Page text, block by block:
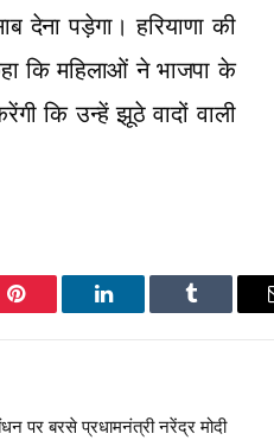
देना पड़ेगा। हरियाणा की
कि महिलाओं ने भाजपा के
कि उन्हें झूठे वादों वाली
Pinterest LinkedIn Tumblr
पर बरसे प्रधामनंत्री नरेंद्र मोदी